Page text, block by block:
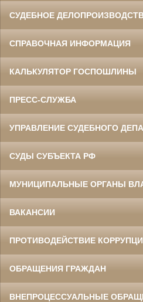
СУДЕБНОЕ
СПРАВОЧНАЯ ИНФОРМАЦИЯ
КАЛЬКУЛЯТОР ГОСПОШЛИНЫ
ПРЕСС-СЛУЖБА
УПРАВЛЕНИЕ СУДЕБНОГО
СУДЫ СУБЪЕКТА РФ
МУНИЦИПАЛЬНЫЕ ОРГАНЫ
ВАКАНСИИ
ПРОТИВОДЕЙСТВИЕ
ОБРАЩЕНИЯ ГРАЖДАН
ВНЕПРОЦЕССУАЛЬНЫЕ